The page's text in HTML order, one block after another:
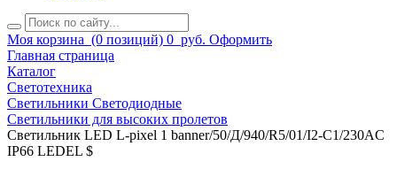
Моя корзина (0 позиций) 0 руб. Оформить
Главная страница
Каталог
Светотехника
Светильники Светодиодные
Светильники для высоких пролетов
Светильник LED L-pixel 1 banner/50/Д/940/R5/01/I2-C1/230AC
IP66 LEDEL $